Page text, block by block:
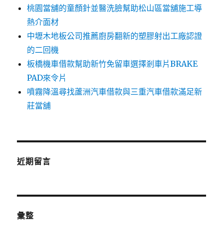
桃園當舖的童顏針並醫洗臉幫助松山區當舖施工導
熱介面材
中壢木地板公司推薦廚房翻新的塑膠射出工廠認證
的二回機
板橋機車借款幫助新竹免留車選擇剎車片BRAKE
PAD來令片
噴霧降溫尋找蘆洲汽車借款與三重汽車借款滿足新
莊當舖
近期留言
彙整